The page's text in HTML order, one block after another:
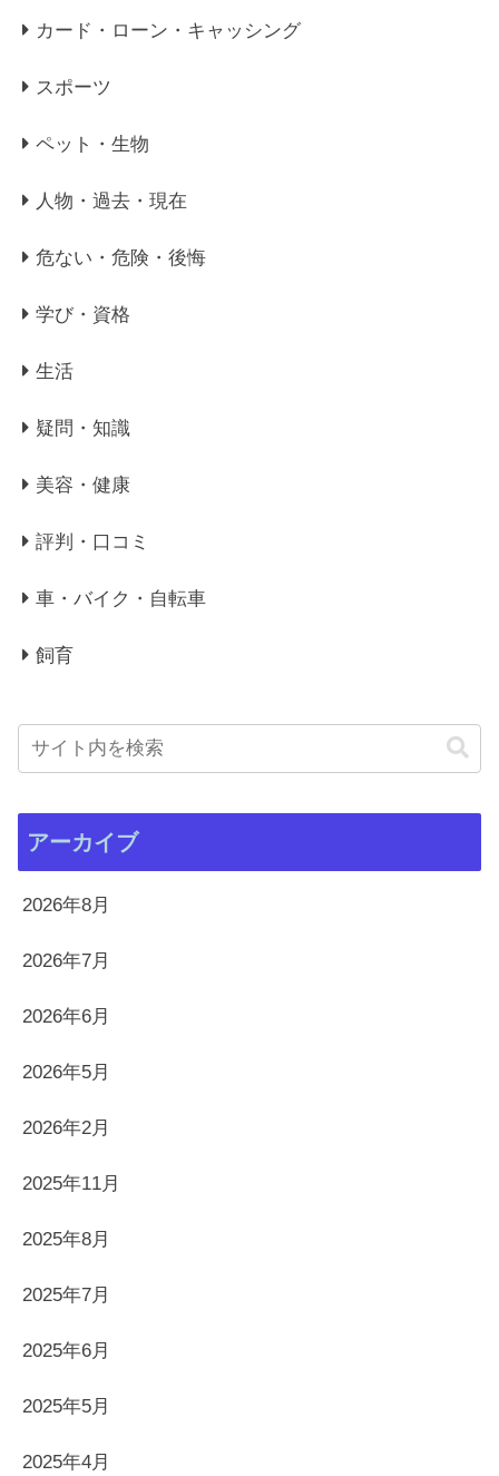
カード・ローン・キャッシング
スポーツ
ペット・生物
人物・過去・現在
危ない・危険・後悔
学び・資格
生活
疑問・知識
美容・健康
評判・口コミ
車・バイク・自転車
飼育
アーカイブ
2026年8月
2026年7月
2026年6月
2026年5月
2026年2月
2025年11月
2025年8月
2025年7月
2025年6月
2025年5月
2025年4月